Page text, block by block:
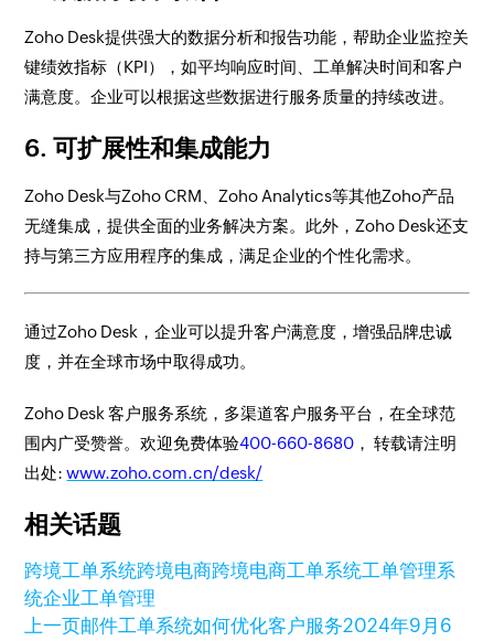
Zoho Desk提供强大的数据分析和报告功能，帮助企业监控关
键绩效指标（KPI），如平均响应时间、工单解决时间和客户
满意度。企业可以根据这些数据进行服务质量的持续改进。
6. 可扩展性和集成能力
Zoho Desk与Zoho CRM、Zoho Analytics等其他Zoho产品
无缝集成，提供全面的业务解决方案。此外，Zoho Desk还支
持与第三方应用程序的集成，满足企业的个性化需求。
通过Zoho Desk，企业可以提升客户满意度，增强品牌忠诚
度，并在全球市场中取得成功。
Zoho Desk 客户服务系统，多渠道客户服务平台，在全球范
围内广受赞誉。欢迎免费体验400-660-8680 ， 转载请注明
出处:www.zoho.com.cn/desk/
相关话题
跨境工单系统跨境电商跨境电商工单系统工单管理系
统企业工单管理
上一页邮件工单系统如何优化客户服务2024年9月6